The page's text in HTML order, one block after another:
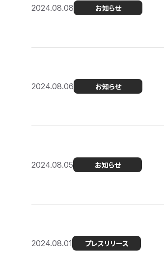
2024.08.08 お知らせ
2024.08.06 お知らせ
2024.08.05 お知らせ
2024.08.01 プレスリリース